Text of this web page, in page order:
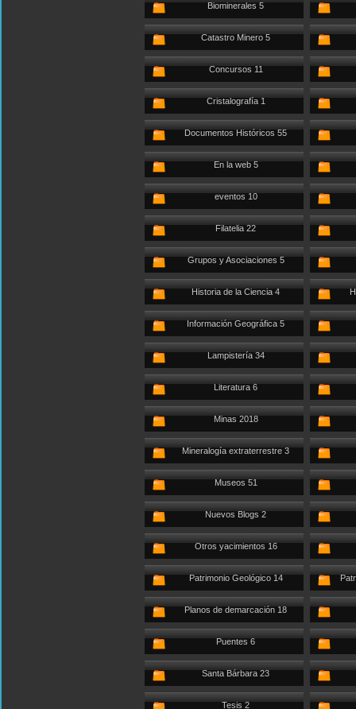
Biominerales 5
Catastro Minero 5
Concursos 11
Cristalografía 1
Documentos Históricos 55
En la web 5
eventos 10
Filatelia 22
Grupos y Asociaciones 5
Historia de la Ciencia 4
Información Geográfica 5
Lampistería 34
Literatura 6
Minas 2018
Mineralogía extraterrestre 3
Museos 51
Nuevos Blogs 2
Otros yacimientos 16
Patrimonio Geológico 14
Planos de demarcación 18
Puentes 6
Santa Bárbara 23
Tesis 2